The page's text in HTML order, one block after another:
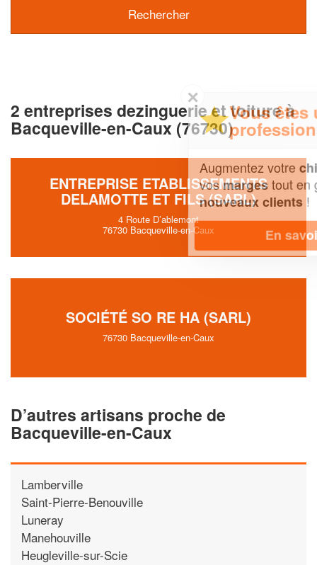
2 entreprises dezinguerie et toiture à
Bacqueville-en-Caux (76730)
ENTREPRISE ETABLISSEMENTS
DELAMOTTE ET FILS (SARL)
4 Route D’ablemont
76730 Bacqueville-en-Caux
SOCIÉTÉ SO RE HA (SARL)
76730 Bacqueville-en-Caux
D’autres artisans proche de
Bacqueville-en-Caux
Lamberville
Saint-Pierre-Benouville
Luneray
Manehouville
Heugleville-sur-Scie
Vous êtes un
professionnel ?
chiffre d'affaireset
vosmargestout en gagnant de
nouveaux clients!
En savoir plus